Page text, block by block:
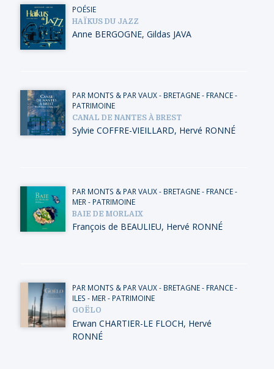
POÉSIE
HAÏKUS DU JAZZ
Anne BERGOGNE,Gildas JAVA
PAR MONTS & PAR VAUX- BRETAGNE- FRANCE-
PATRIMOINE
CANAL DE NANTES À BREST
Sylvie COFFRE-VIEILLARD, Hervé RONNÉ
PAR MONTS & PAR VAUX- BRETAGNE- FRANCE-
MER- PATRIMOINE
BAIE DE MORLAIX
François de BEAULIEU, Hervé RONNÉ
PAR MONTS & PAR VAUX- BRETAGNE- FRANCE-
ILES - MER- PATRIMOINE
GOËLO
Erwan CHARTIER-LE FLOCH, Hervé
RONNÉ